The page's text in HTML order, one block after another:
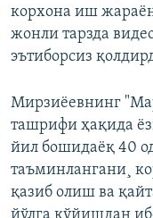
корхона иш
жонли тарзда
эътибoрсиз
Мирзиëевнинг
ташрифи ҳақида
йил бошидаëқ 40
таъминлангани¸
қазиб олиш ва
йўлга қўйишдан